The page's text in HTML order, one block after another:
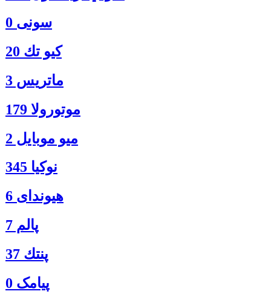
سونی 0
كيو تك 20
ماتريس 3
موتورولا 179
ميو موبايل 2
نوكيا 345
هیوندای 6
پالم 7
پنتك 37
پیامک 0